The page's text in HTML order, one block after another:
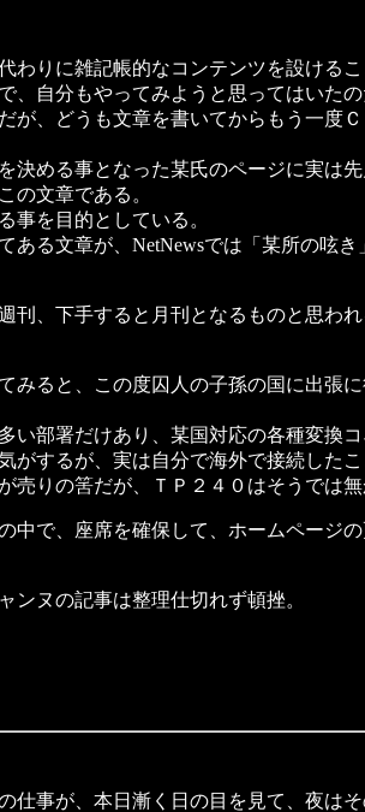
りに雑記帳的なコンテンツを設けるこ
自分もやってみようと思ってはいた
が、どうも文章を書いてからもう一度
める事となった某氏のページに実は
の文章である。
を目的としている。
る文章が、NetNewsでは「某所の呟
、下手すると月刊となるものと思われ
ると、この度囚人の子孫の国に出張
部署だけあり、某国対応の各種変換
するが、実は自分で海外で接続したこ
りの筈だが、ＴＰ２４０はそうでは無
で、座席を確保して、ホームページ
ヌの記事は整理仕切れず頓挫。
事が、本日漸く日の目を見て、夜は